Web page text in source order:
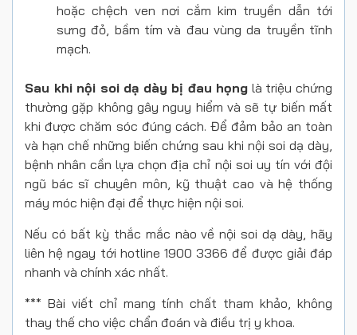
hoặc chệch ven nơi cắm kim truyền dẫn tới
sưng đỏ, bầm tím và đau vùng da truyền tĩnh
mạch.
Sau khi nội soi dạ dày bị đau họng là triệu chứng
thường gặp không gây nguy hiểm và sẽ tự biến mất
khi được chăm sóc đúng cách. Để đảm bảo an toàn
và hạn chế những biến chứng sau khi nội soi dạ dày,
bệnh nhân cần lựa chọn địa chỉ nội soi uy tín với đội
ngũ bác sĩ chuyên môn, kỹ thuật cao và hệ thống
máy móc hiện đại để thực hiện nội soi.
Nếu có bất kỳ thắc mắc nào về nội soi dạ dày, hãy
liên hệ ngay tới hotline 1900 3366 để được giải đáp
nhanh và chính xác nhất.
*** Bài viết chỉ mang tính chất tham khảo, không
thay thế cho việc chẩn đoán và điều trị y khoa.